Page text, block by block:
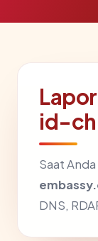
id-
Saat
DNS,